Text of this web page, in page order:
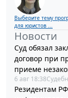
Выберите тему
для юристов ...
Новости
Суд обязал
договор при
приеме
6 авг 18:38
Резидентам